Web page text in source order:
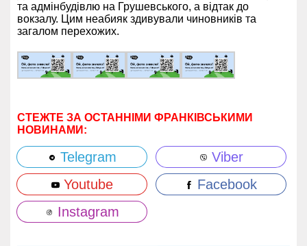
та адмінбудівлю на Грушевського, а відтак до
вокзалу. Цим неабияк здивували чиновників та
загалом перехожих.
СТЕЖТЕ ЗА ОСТАННІМИ ФРАНКІВСЬКИМИ
НОВИНАМИ:
Telegram
Viber
Youtube
Facebook
Instagram